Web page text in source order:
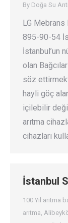
By Doğa Su
LG
895-90-54
İstanbul’un
olan
söz
hayli göç
içilebilir
arıtma
cihazları
İstanbul
100 Yıl arıtma
arıtma